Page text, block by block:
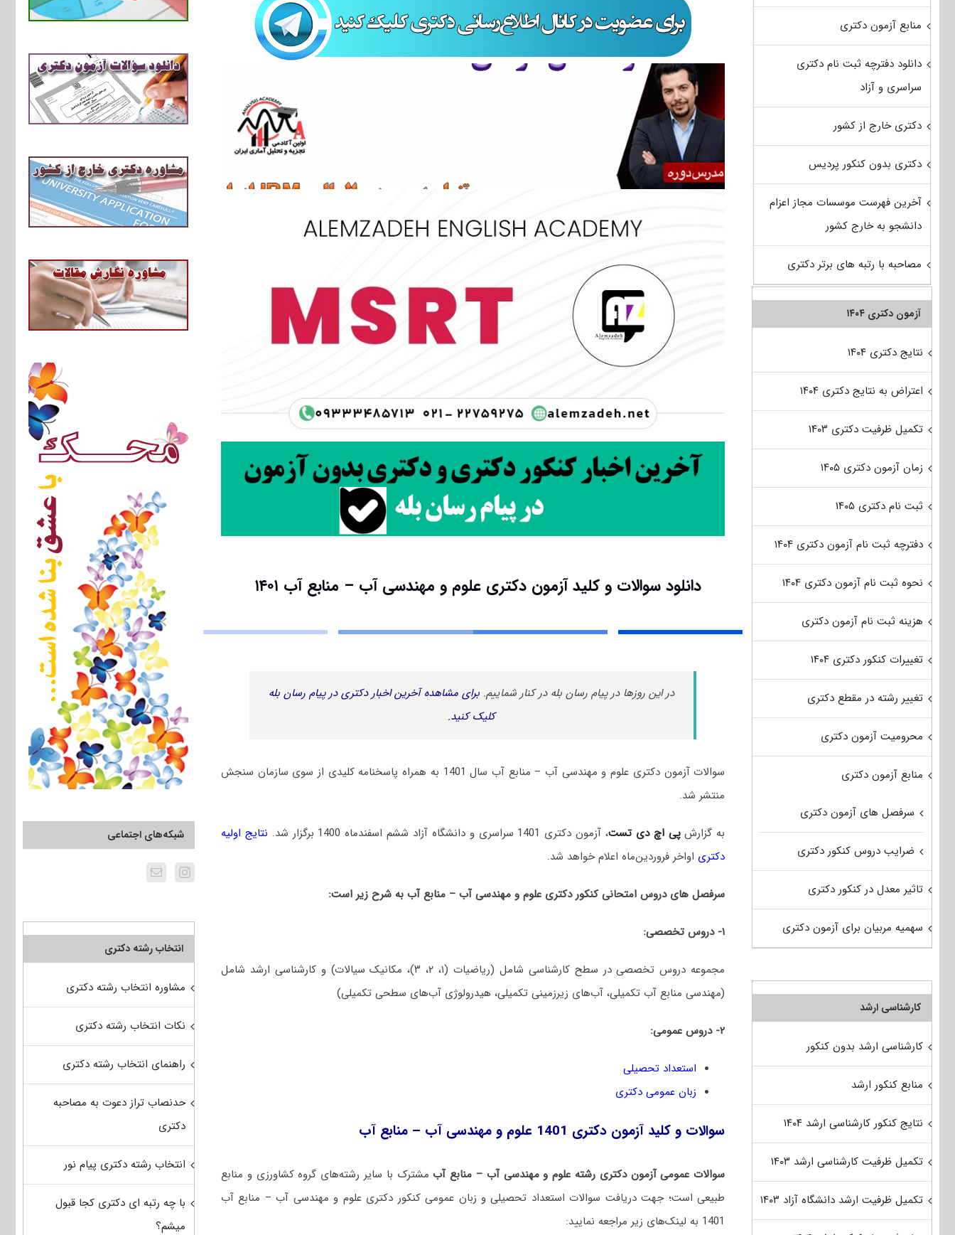
دانلود سوالات و کلید آزمون دکتری علوم و مهندسی آب – منابع آب ۱۴۰۱
در این روزها در پیام رسان بله در کنار شماییم. برای مشاهده آخرین اخبار دکتری در پیام رسان بله
کلیک کنید.
سوالات آزمون دکتری علوم و مهندسی آب – منابع آب سال 1401 به همراه پاسخنامه کلیدی از سوی سازمان سنجش
منتشر شد.
به گزارشپی اچ دی تست، آزمون دکتری 1401 سراسری و دانشگاه آزاد ششم اسفندماه 1400 برگزار شد.
نتایج اولیه
دکتری اواخر فروردین‌ماه اعلام خواهد شد.
سرفصل های دروس امتحانی کنکور دکتری علوم و مهندسی آب – منابع آب به شرح زیر است:
۱- دروس تخصصی:
مجموعه دروس تخصصی در سطح کارشناسی شامل (ریاضیات (۱، ۲، ۳)، مکانیک سیالات) و کارشناسی ارشد شامل
(مهندسی منابع آب تکمیلی، آب‌های زیرزمینی تکمیلی، هیدرولوژی آب‌های سطحی تکمیلی)
۲- دروس عمومی:
استعداد تحصیلی
زبان عمومی دکتری
سوالات و کلید آزمون دکتری 1401 علوم و مهندسی آب – منابع آب
سوالات عمومی آزمون دکتری رشته علوم و مهندسی آب – منابع آبمشترک با سایر رشته‌های گروه کشاورزی و منابع
طبیعی است؛ جهت دریافت سوالات استعداد تحصیلی و زبان عمومی کنکور دکتری علوم و مهندسی آب – منابع آب
1401 به لینک‌های زیر مراجعه نمایید:
شبکه‌های اجتماعی
انتخاب رشته دکتری
مشاوره انتخاب رشته دکتری
نکات انتخاب رشته دکتری
راهنمای انتخاب رشته دکتری
حدنصاب تراز دعوت به مصاحبه
دکتری
انتخاب رشته دکتری پیام نور
با چه رتبه ای دکتری کجا قبول
میشم؟
منابع آزمون دکتری
دانلود دفترچه ثبت نام دکتری
سراسری و آزاد
دکتری خارج از کشور
دکتری بدون کنکور پردیس
آخرین فهرست موسسات مجاز اعزام
دانشجو به خارج کشور
مصاحبه با رتبه های برتر دکتری
آزمون دکتری ۱۴۰۴
نتایج دکتری ۱۴۰۴
اعتراض به نتایج دکتری ۱۴۰۴
تکمیل ظرفیت دکتری ۱۴۰۳
زمان آزمون دکتری ۱۴۰۵
ثبت نام دکتری ۱۴۰۵
دفترچه ثبت نام آزمون دکتری ۱۴۰۴
نحوه ثبت نام آزمون دکتری ۱۴۰۴
هزینه ثبت نام آزمون دکتری
تغییرات کنکور دکتری ۱۴۰۴
تغییر رشته در مقطع دکتری
محرومیت آزمون دکتری
منابع آزمون دکتری
سرفصل های آزمون دکتری
ضرایب دروس کنکور دکتری
تاثیر معدل در کنکور دکتری
سهمیه مربیان برای آزمون دکتری
کارشناسی ارشد
کارشناسی ارشد بدون کنکور
منابع کنکور ارشد
نتایج کنکور کارشناسی ارشد ۱۴۰۴
تکمیل ظرفیت کارشناسی ارشد ۱۴۰۳
تکمیل ظرفیت ارشد دانشگاه آزاد ۱۴۰۳